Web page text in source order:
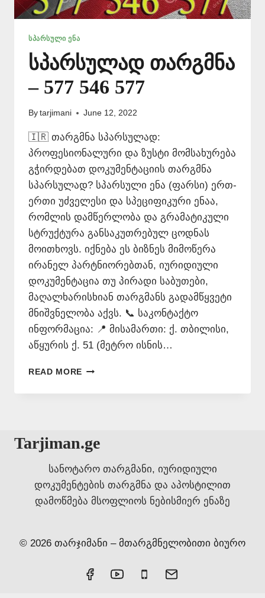
ᲡᲞᲐᲠᲡᲣᲚᲘ ᲔᲜᲐ
სპარსულად თარგმნა
– 577 546 577
By tarjimani June 12, 2022
🇮🇷 თარგმნა სპარსულად:
პროფესიონალური და ზუსტი მომსახურება
გჭირდებათ დოკუმენტაციის თარგმნა
სპარსულად? სპარსული ენა (ფარსი) ერთ-
ერთი უძველესი და სპეციფიკური ენაა,
რომლის დამწერლობა და გრამატიკული
სტრუქტურა განსაკუთრებულ ცოდნას
მოითხოვს. იქნება ეს ბიზნეს მიმოწერა
ირანელ პარტნიორებთან, იურიდიული
დოკუმენტაცია თუ პირადი საბუთები,
მაღალხარისხიან თარგმანს გადამწყვეტი
მნიშვნელობა აქვს. 📞 საკონტაქტო
ინფორმაცია: 📍 მისამართი: ქ. თბილისი,
აწყურის ქ. 51 (მეტრო ისნის…
READ MORE ᲡᲞᲐᲠᲡᲣᲚᲐᲓ
–
Tarjiman.ge
სანოტარო თარგმანი, იურიდიული
დოკუმენტების თარგმნა და აპოსტილით
დამოწმება მსოფლიოს ნებისმიერ ენაზე
© 2026 თარჯიმანი – მთარგმნელობითი ბიურო